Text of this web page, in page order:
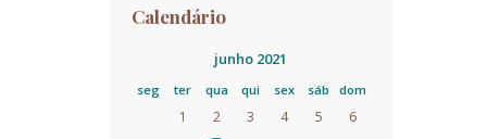
Calendário
junho 2021
seg ter qua qui sex sáb dom
1 2 3 4 5
6